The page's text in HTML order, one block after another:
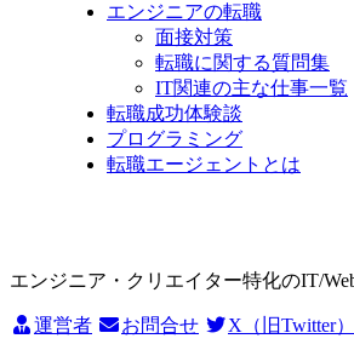
エンジニアの転職
面接対策
転職に関する質問集
IT関連の主な仕事一覧
転職成功体験談
プログラミング
転職エージェントとは
エンジニア・クリエイター特化のIT/
運営者 お問合せ X（旧Twitter）